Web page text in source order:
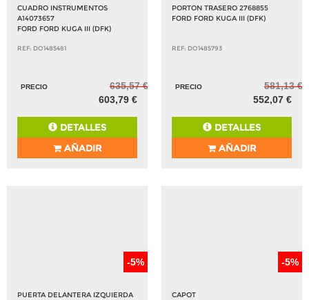
CUADRO INSTRUMENTOS
A14073657
FORD FORD KUGA III (DFK)
REF: DO1485481
PRECIO
635,57 €
603,79 €
DETALLES
AÑADIR
PORTON TRASERO 2768855
FORD FORD KUGA III (DFK)
REF: DO1485793
PRECIO
581,13 €
552,07 €
DETALLES
AÑADIR
-5%
PUERTA DELANTERA IZQUIERDA
-5%
CAPOT